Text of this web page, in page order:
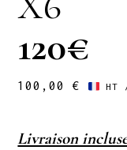
120€
100,00 € HT
Livraison